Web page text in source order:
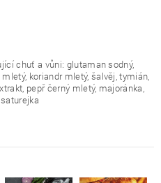
chuť a vůni: glutaman sodný,
koriandr mletý, šalvěj, tymián,
pepř černý mletý, majoránka,